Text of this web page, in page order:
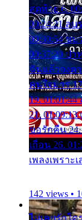
สุดท้าย 6.
00:24:21 ล
00:30:54 ขบ
00:37:20 ปา
ฉันแล้วจงตา
คนใจมาร
19.
21. 01:09:13
ขอรักคืน 24.
เถื่อน 26.
เพลงเพราะ
142 views •
ไม่เคยรักใ